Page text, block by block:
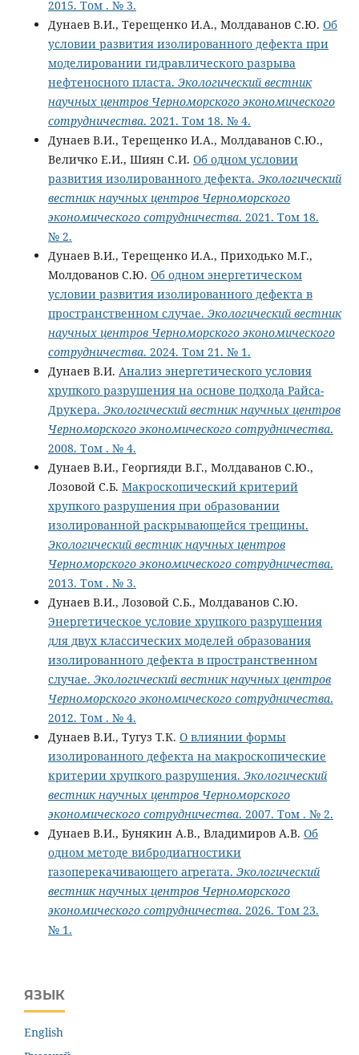
2015. Том . № 3.
Дунаев В.И., Терещенко И.А., Молдаванов С.Ю. Об
условии развития изолированного дефекта при
моделировании гидравлического разрыва
нефтеносного пласта. Экологический вестник
научных центров Черноморского экономического
сотрудничества. 2021. Том 18. № 4.
Дунаев В.И., Терещенко И.А., Молдаванов С.Ю.,
Величко Е.И., Шиян С.И. Об одном условии
развития изолированного дефекта. Экологический
вестник научных центров Черноморского
экономического сотрудничества. 2021. Том 18.
№ 2.
Дунаев В.И., Терещенко И.А., Приходько М.Г.,
Молдованов С.Ю. Об одном энергетическом
условии развития изолированного дефекта в
пространственном случае. Экологический вестник
научных центров Черноморского экономического
сотрудничества. 2024. Том 21. № 1.
Дунаев В.И. Анализ энергетического условия
хрупкого разрушения на основе подхода Райса-
Друкера. Экологический вестник научных центров
Черноморского экономического сотрудничества.
2008. Том . № 4.
Дунаев В.И., Георгияди В.Г., Молдаванов С.Ю.,
Лозовой С.Б. Макроскопический критерий
хрупкого разрушения при образовании
изолированной раскрывающейся трещины.
Экологический вестник научных центров
Черноморского экономического сотрудничества.
2013. Том . № 3.
Дунаев В.И., Лозовой С.Б., Молдаванов С.Ю.
Энергетическое условие хрупкого разрушения
для двух классических моделей образования
изолированного дефекта в пространственном
случае. Экологический вестник научных центров
Черноморского экономического сотрудничества.
2012. Том . № 4.
Дунаев В.И., Тугуз Т.К. О влиянии формы
изолированного дефекта на макроскопические
критерии хрупкого разрушения. Экологический
вестник научных центров Черноморского
экономического сотрудничества. 2007. Том . № 2.
Дунаев В.И., Бунякин А.В., Владимиров А.В. Об
одном методе вибродиагностики
газоперекачивающего агрегата. Экологический
вестник научных центров Черноморского
экономического сотрудничества. 2026. Том 23.
№ 1.
ЯЗЫК
English